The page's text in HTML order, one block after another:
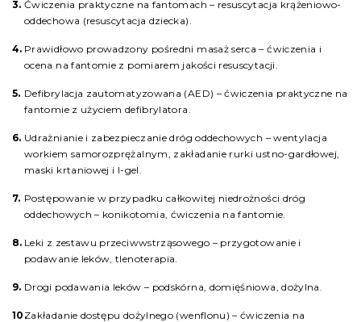
Ćwiczenia praktyczne na fantomach – resuscytacja krążeniowo-
oddechowa (resuscytacja dziecka).
Prawidłowo prowadzony pośredni masaż serca – ćwiczenia i
ocena na fantomie z pomiarem jakości resuscytacji.
Defibrylacja zautomatyzowana (AED) – ćwiczenia praktyczne na
fantomie z użyciem defibrylatora.
Udrażnianie i zabezpieczanie dróg oddechowych – wentylacja
workiem samorozprężalnym, zakładanie rurki ustno-gardłowej,
maski krtaniowej i I-gel.
Postępowanie w przypadku całkowitej niedrożności dróg
oddechowych – konikotomia, ćwiczenia na fantomie.
Leki z zestawu przeciwwstrząsowego – przygotowanie i
podawanie leków, tlenoterapia.
Drogi podawania leków – podskórna, domięśniowa, dożylna.
Zakładanie dostępu dożylnego (wenflonu) – ćwiczenia na